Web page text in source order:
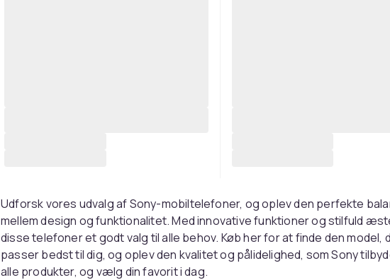
Udforsk vores udvalg af Sony-mobiltelefoner, og oplev den perfekte
mellem design og funktionalitet. Med innovative funktioner og stilfuld
disse telefoner et godt valg til alle behov. Køb her for at finde den model,
passer bedst til dig, og oplev den kvalitet og pålidelighed, som Sony
alle produkter, og vælg din favorit i dag.